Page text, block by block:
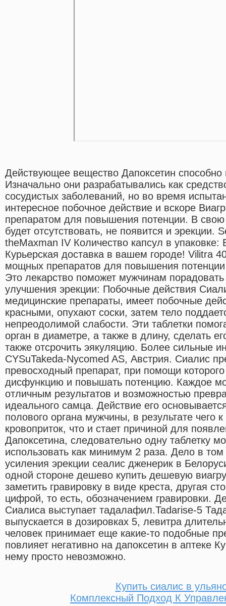
Действующее вещество Дапоксетин способно
Изначально они разрабатывались как
сосудистых заболеваний, но во время
интересное побочное действие и вскоре
препаратом для повышения потенции. В свою
будет отсутствовать, не появится и эрекции.
theMaxman IV Количество капсул в
Курьерская доставка в вашем городе! Vilitra
мощных препаратов для повышения потенции
Это лекарство поможет мужчинам
улучшения эрекции: Побочные действия
медицинские препараты, имеет побочные
красными, опухают соски, затем тело
непреодолимой слабости. Эти таблетки
орган в диаметре, а также в длину, сделать
также отсрочить эякуляцию. Более сильные
CYSuTakeda-Nycomed AS, Австрия. Сиалис
превосходный препарат, при помощи
дисфункцию и повышать потенцию. Каждое
отличным результатов и возможностью
идеального самца. Действие его
полового органа мужчины, в результате чего
кровоприток, что и стает причиной для
Дапоксетина, следовательно одну таблетку
использовать как минимум 2 раза. Дело в
усиления эрекции сеалис дженерик в
одной стороне дешево купить дешевую
заметить гравировку в виде креста, другая
цифрой, то есть, обозначением гравировки.
Сиалиса выступает тадалафил.Tadarise-5
выпускается в дозировках 5, левитра
человек принимает еще какие-то подобные
повлияет негативно на дапоксетин в аптеке
нему просто невозможно.
Купить сиалис в
Комплексный Подход К